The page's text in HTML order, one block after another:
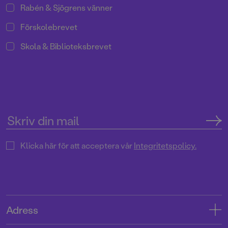
Rabén & Sjögrens vänner
Förskolebrevet
Skola & Biblioteksbrevet
Klicka här för att acceptera vårIntegritetspolicy.
Adress